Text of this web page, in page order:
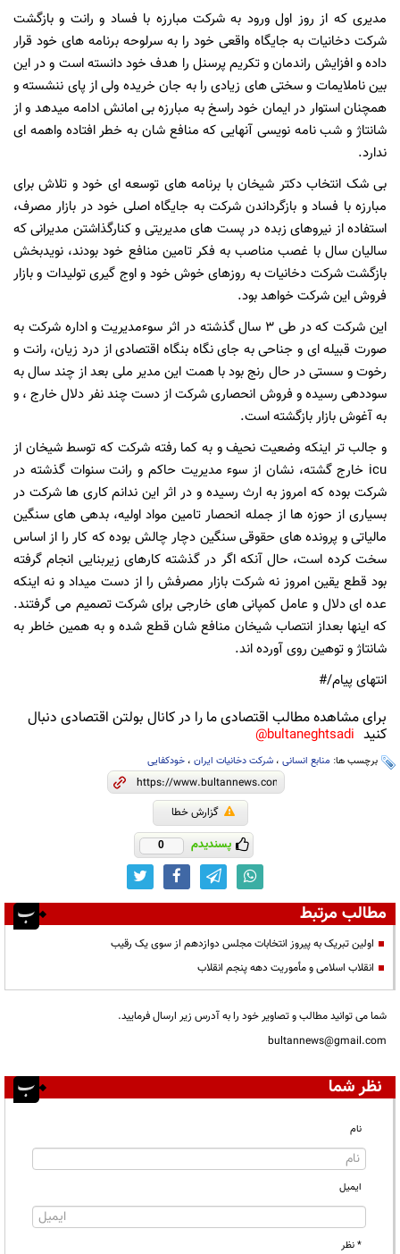
مدیری که از روز اول ورود به شرکت مبارزه با فساد و رانت و بازگشت
شرکت دخانیات به جایگاه واقعی خود را به سرلوحه برنامه های خود قرار
داده و افزایش راندمان و تکریم پرسنل را هدف خود دانسته است و در این
بین ناملایمات و سختی های زیادی را به جان خریده ولی از پای ننشسته و
همچنان استوار در ایمان خود راسخ به مبارزه بی امانش ادامه میدهد و از
شانتاژ و شب نامه نویسی آنهایی که منافع شان به خطر افتاده واهمه ای
ندارد.
بی شک انتخاب دکتر شیخان با برنامه های توسعه ای خود و تلاش برای
مبارزه با فساد و بازگرداندن شرکت به جایگاه اصلی خود در بازار مصرف،
استفاده از نیروهای زبده در پست های مدیریتی و کنارگذاشتن مدیرانی که
سالیان سال با غصب مناصب به فکر تامین منافع خود بودند، نویدبخش
بازگشت شرکت دخانیات به روزهای خوش خود و اوج گیری تولیدات و بازار
فروش این شرکت خواهد بود.
این شرکت که در طی ۳ سال گذشته در اثر سوءمدیریت و اداره شرکت به
صورت قبیله ای و جناحی به جای نگاه بنگاه اقتصادی از درد زیان، رانت و
رخوت و سستی در حال رنج بود با همت این مدیر ملی بعد از چند سال به
سوددهی رسیده و فروش انحصاری شرکت از دست چند نفر دلال خارج ، و
به آغوش بازار بازگشته است.
و جالب تر اینکه وضعیت نحیف و به کما رفته شرکت که توسط شیخان از
icu خارج گشته، نشان از سوء مدیریت حاکم و رانت سنوات گذشته در
شرکت بوده که امروز به ارث رسیده و در اثر این ندانم کاری ها شرکت در
بسیاری از حوزه ها از جمله انحصار تامین مواد اولیه، بدهی های سنگین
مالیاتی و پرونده های حقوقی سنگین دچار چالش بوده که کار را از اساس
سخت کرده است، حال آنکه اگر در گذشته کارهای زیربنایی انجام گرفته
بود قطع یقین امروز نه شرکت بازار مصرفش را از دست میداد و نه اینکه
عده ای دلال و عامل کمپانی های خارجی برای شرکت تصمیم می گرفتند.
که اینها بعداز انتصاب شیخان منافع شان قطع شده و به همین خاطر به
شانتاژ و توهین روی آورده اند.
انتهای پیام/#
برای مشاهده مطالب اقتصادی ما را در کانال بولتن اقتصادی دنبال
کنید bultaneghtsadi@
برچسب ها: منابع انسانی ، شرکت دخانیات ایران ، خودکفایی
گزارش خطا
پسندیدم 0
مطالب مرتبط
اولین تبریک به پیروز انتخابات مجلس دوازدهم از سوی یک رقیب
انقلاب اسلامی و مأموریت دهه پنجم انقلاب
شما می توانید مطالب و تصاویر خود را به آدرس زیر ارسال فرمایید.
bultannews@gmail.com
نظر شما
نام
ایمیل
* نظر